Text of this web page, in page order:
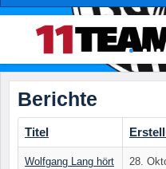
Berichte
Titel
Wolfgang Lang hört
28.